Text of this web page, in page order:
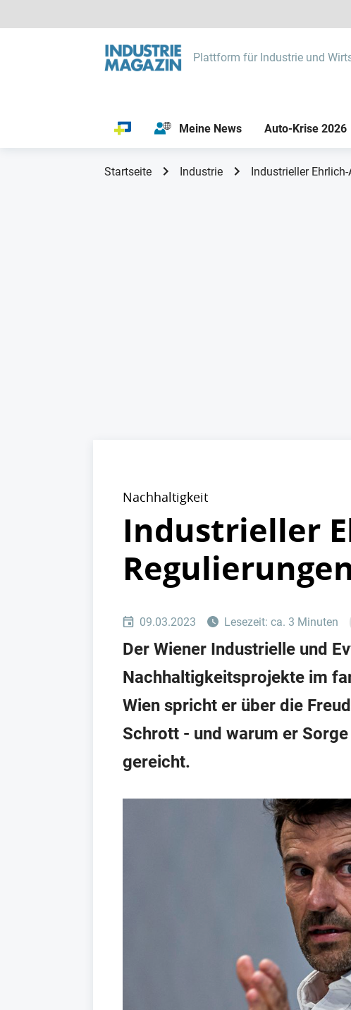
Plattform für Industrie und
Meine News Auto-Krise 2026
Startseite Industrie Industrieller
Nachhaltigkeit
Industrieller
09.03.2023 Lesezeit: ca. 3 Minuten
Der Wiener Industrielle und
Nachhaltigkeitsprojekte im
Wien spricht er über die
Schrott - und warum er
gereicht.